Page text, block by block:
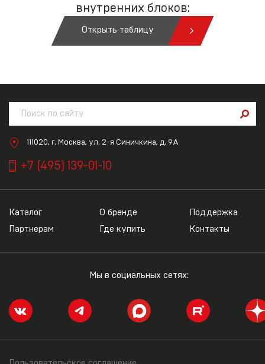
внутренних блоков:
Открыть таблицу
111020, г. Москва, ул. 2-я Синичкина, д. 9А
+7 (495) 139-01-10
Каталог О бренде
Поддержка
Партнерам
Где купить Контакты
Мы в социальных сетях: